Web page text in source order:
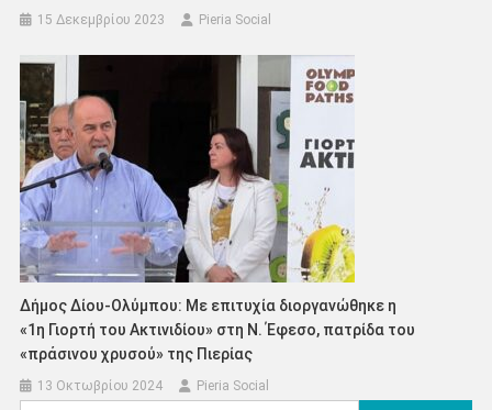
15 Δεκεμβρίου 2023 Pieria Social
Δήμος Δίου-Ολύμπου: Με επιτυχία διοργανώθηκε η
«1η Γιορτή του Ακτινιδίου» στη Ν. Έφεσο, πατρίδα του
«πράσινου χρυσού» της Πιερίας
13 Οκτωβρίου 2024 Pieria Social